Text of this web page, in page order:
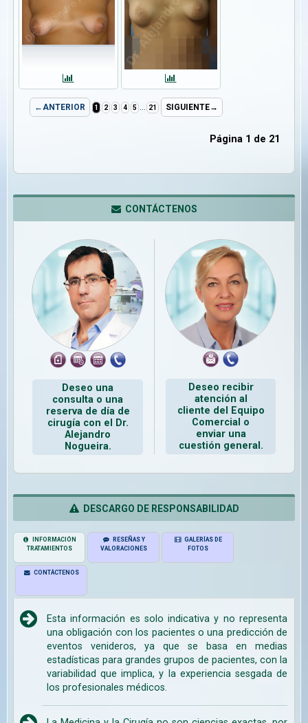
←ANTERIOR 1 2 3 4 5 ... 21 SIGUIENTE→
Página 1 de 21
CONTÁCTENOS
Deseo una
consulta o una
reserva de día de
cirugía con el Dr.
Alejandro
Nogueira.
Deseo recibir
atención al
cliente del Equipo
Comercial o
enviar una
cuestión general.
DESCARGO DE RESPONSABILIDAD
INFORMACIÓN
TRATAMIENTOS
RESEÑAS Y
VALORACIONES
GALERÍAS DE
FOTOS
CONTÁCTENOS
Esta información es solo indicativa y no representa
una obligación con los pacientes o una predicción de
eventos venideros, ya que se basa en medias
estadísticas para grandes grupos de pacientes, con la
variabilidad que implica, y la experiencia sesgada de
los profesionales médicos.